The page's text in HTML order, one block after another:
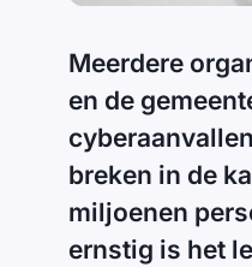
Meerdere
en de
breken in de
miljoenen
ernstig is het